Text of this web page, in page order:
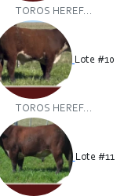
TOROS HEREF...
Lote #10
TOROS HEREF...
Lote #11